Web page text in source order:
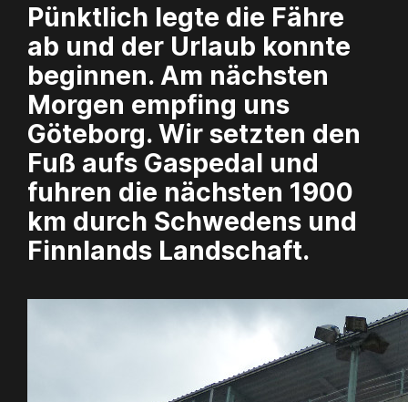
Pünktlich legte die Fähre
ab und der Urlaub konnte
beginnen. Am nächsten
Morgen empfing uns
Göteborg. Wir setzten den
Fuß aufs Gaspedal und
fuhren die nächsten 1900
km durch Schwedens und
Finnlands Landschaft.